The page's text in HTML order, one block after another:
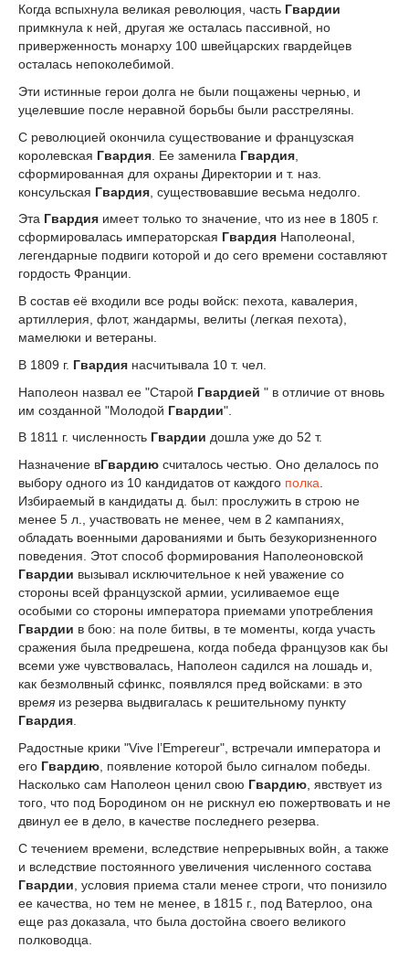
Когда вспыхнула великая революция, часть Гвардии
примкнула к ней, другая же осталась пассивной, но
приверженность монарху 100 швейцарских гвардейцев
осталась непоколебимой.
Эти истинные герои долга не были пощажены чернью, и
уцелевшие после неравной борьбы были расстреляны.
С революцией окончила существование и французская
королевская Гвардия . Ее заменила Гвардия
сформированная для охраны Директории и т. наз.
консульская Гвардия , существовавшие весьма недолго.
Эта Гвардия имеет только то значение, что из нее в 1805 г.
сформировалась императорская Гвардия НаполеонаI,
легендарные подвиги которой и до сего времени составляют
гордость Франции.
В состав её входили все роды войск: пехота, кавалерия,
артиллерия, флот, жандармы, велиты (легкая пехота),
мамелюки и ветераны.
В 1809 г. Гвардия насчитывала 10 т. чел.
Наполеон назвал ее "Старой Гвардией " в отличие от вновь
им созданной "Молодой Гвардии".
В 1811 г. численность Гвардии дошла уже до 52 т.
Назначение вГвардию считалось честью. Оно делалось по
выбору одного из 10 кандидатов от каждого полка.
Избираемый в кандидаты д. был: прослужить в строю не
менее 5 л., участвовать не менее, чем в 2 кампаниях,
обладать военными дарованиями и быть безукоризненного
поведения. Этот способ формирования Наполеоновской
Гвардии вызывал исключительное к ней уважение со
стороны всей французской армии, усиливаемое еще
особыми со стороны императора приемами употребления
Гвардии в бою: на поле битвы, в те моменты, когда участь
сражения была предрешена, когда победа французов как бы
всеми уже чувствовалась, Наполеон садился на лошадь и,
как безмолвный сфинкс, появлялся пред войсками: в это
время из резерва выдвигалась к решительному пункту
Гвардия.
Радостные крики "Vive l’Empereur", встречали императора и
его Гвардию , появление которой было сигналом победы.
Насколько сам Наполеон ценил свою Гвардию , явствует из
того, что под Бородином он не рискнул ею пожертвовать и не
двинул ее в дело, в качестве последнего резерва.
С течением времени, вследствие непрерывных войн, а также
и вследствие постоянного увеличения численного состава
Гвардии , условия приема стали менее строги, что понизило
ее качества, но тем не менее, в 1815 г., под Ватерлоо, она
еще раз доказала, что была достойна своего великого
полководца.